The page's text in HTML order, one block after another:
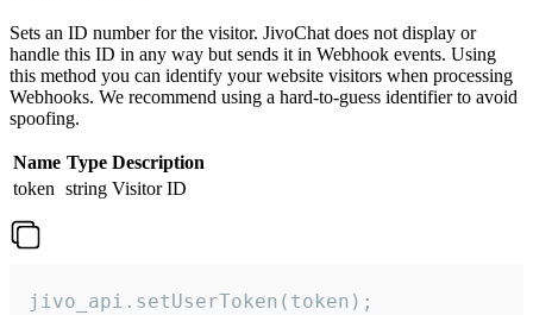
Sets an ID number for the visitor. JivoChat does not display or
handle this ID in any way but sends it in Webhook events. Using
this method you can identify your website visitors when processing
Webhooks. We recommend using a hard-to-guess identifier to avoid
spoofing.
Name Type Description
token string Visitor ID
jivo_api.setUserToken(token);